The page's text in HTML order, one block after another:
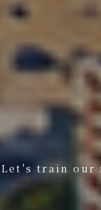
Let's train our